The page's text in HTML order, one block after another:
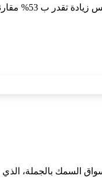
644 مليون درهم بعد ان كان